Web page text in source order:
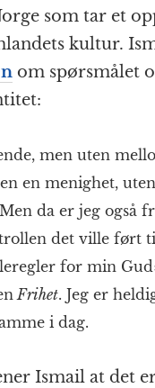
som tar et
kultur.
om spørsmålet
men uten
en menighet,
da er jeg også
det ville ført
for min
Frihet. Jeg er
i dag.
Ismail at det